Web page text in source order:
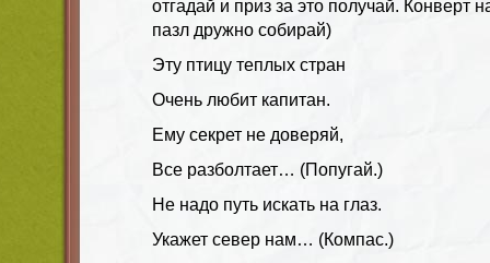
отгадай и приз за это получай. Конверт
пазл дружно собирай)
Эту птицу теплых стран
Очень любит капитан.
Ему секрет не доверяй,
Все разболтает… (Попугай.)
Не надо путь искать на глаз.
Укажет север нам… (Компас.)